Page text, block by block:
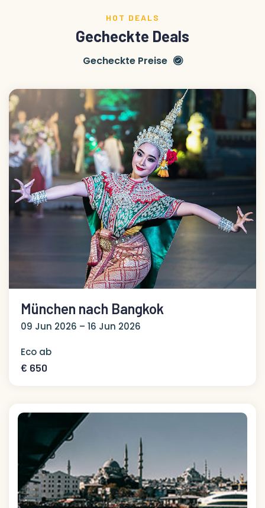
HOT DEALS
Gecheckte Deals
Gecheckte Preise
München nach Bangkok
09 Jun 2026 – 16 Jun 2026
Eco ab
€ 650